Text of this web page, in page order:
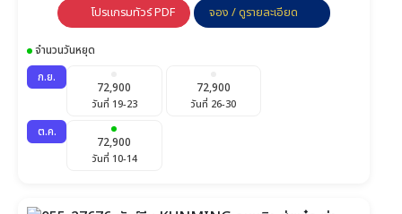
โปรแกรมทัวร์ PDF จอง / ดูรายละเอียด
จำนวนวันหยุด
ก.ย.
72,900
วันที่ 19-23
72,900
วันที่ 26-30
ต.ค.
72,900
วันที่ 10-14